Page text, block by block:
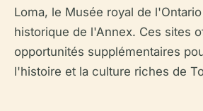
Loma, le Musée royal de
historique de l'Annex. Ces sites
opportunités supplémentaires
l'histoire et la culture riches de